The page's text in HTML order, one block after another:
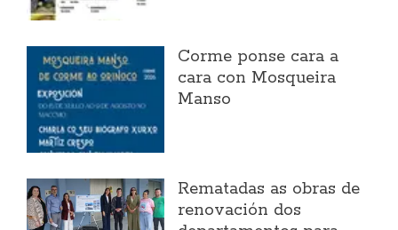
Corme ponse cara a
cara con Mosqueira
Manso
Rematadas as obras de
renovación dos